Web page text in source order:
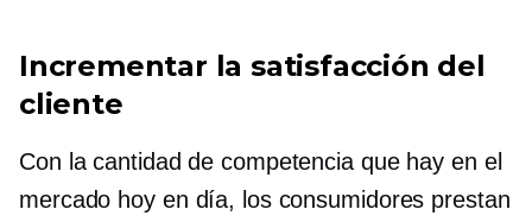
Incrementar la satisfacción del
cliente
Con la cantidad de competencia que hay en el
mercado hoy en día, los consumidores prestan